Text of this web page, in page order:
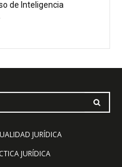
de Inteligencia
JURÍDICA
JURÍDICA